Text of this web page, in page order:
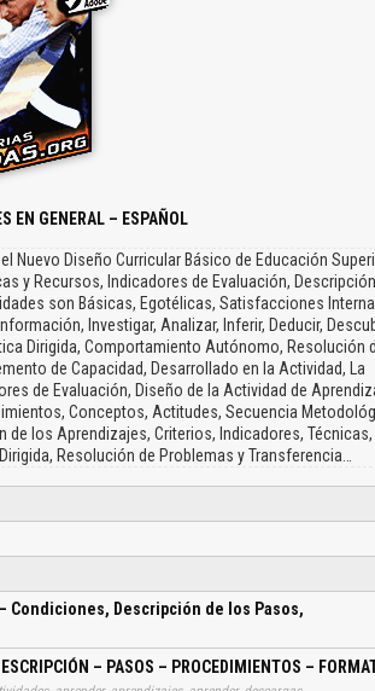
EN GENERAL – ESPAÑOL
Nuevo Diseño Curricular Básico de Educación
y Recursos, Indicadores de Evaluación,
son Básicas, Egotélicas, Satisfacciones
Investigar, Analizar, Inferir, Deducir,
Dirigida, Comportamiento Autónomo, Resolución
de Capacidad, Desarrollado en la Actividad, La
de Evaluación, Diseño de la Actividad de
Conceptos, Actitudes, Secuencia
los Aprendizajes, Criterios, Indicadores, Técnicas,
Resolución de Problemas y Transferencia…
Condiciones, Descripción de los Pasos,
– PASOS – PROCEDIMIENTOS –